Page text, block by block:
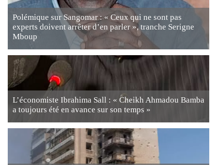
Polémique sur Sangomar : « Ceux qui ne sont pas
experts doivent arrêter d’en parler », tranche Serigne
Mboup
L’économiste Ibrahima Sall : « Cheikh Ahmadou Bamba
a toujours été en avance sur son temps »